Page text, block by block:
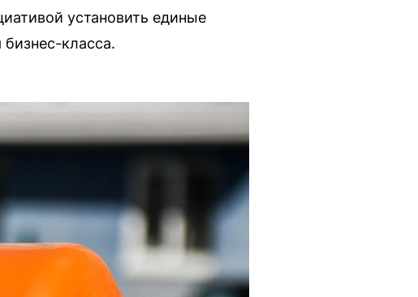
установить единые
класса.